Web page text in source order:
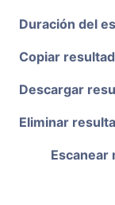
Duración del
Copiar
Descargar
Eliminar
Escanear